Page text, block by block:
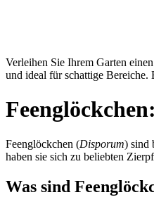
Verleihen Sie Ihrem Garten
und ideal für schattige
Feenglöckchen (Disporum) sind
haben sie sich zu beliebten
Was sind